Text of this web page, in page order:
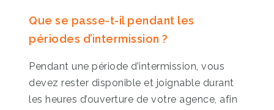
Que se passe-t-il pendant les
périodes d’intermission ?
Pendant une période d’intermission, vous
devez rester disponible et joignable durant
les heures d’ouverture de votre agence, afin